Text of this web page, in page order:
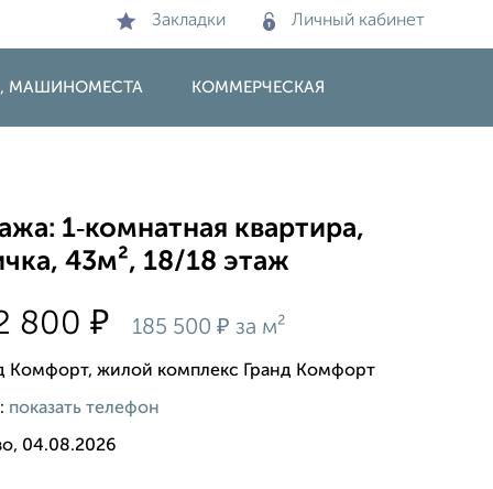
Закладки Личный кабинет
МАШИНОМЕСТА КОММЕРЧЕСКАЯ
1‑комнатная квартира,
43м², 18/18 этаж
800₽ 185 500₽ за м²
Комфорт, жилой комплекс Гранд Комфорт
показать телефон
04.08.2026